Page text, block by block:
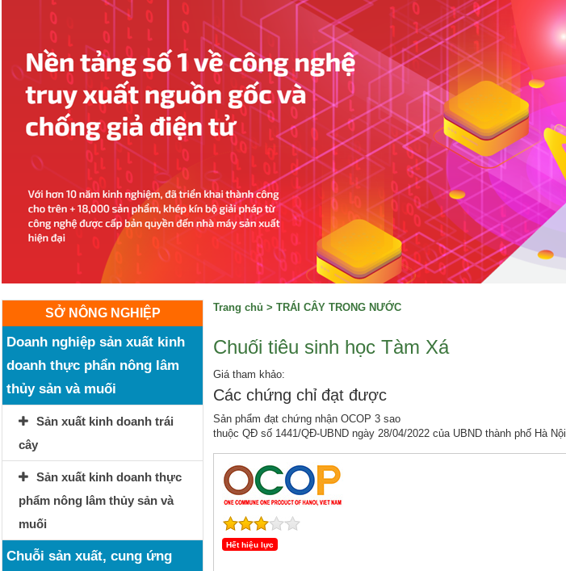
SỞ NÔNG NGHIỆP
Doanh nghiệp sản xuất kinh
doanh thực phẩn nông lâm
thủy sản và muối
Sản xuất kinh doanh trái
cây
Sản xuất kinh doanh thực
phẩm nông lâm thủy sản và
muối
Chuỗi sản xuất, cung ứng
Trang chủ > TRÁI CÂY TRONG NƯỚC
Chuối tiêu sinh học Tàm Xá
Giá tham khảo:
Các chứng chỉ đạt được
Sản phẩm đạt chứng nhận OCOP 3 sao
thuộc QĐ số 1441/QĐ-UBND ngày 28/04/2022 của UBND thành phố Hà Nội
Hết hiệu lực